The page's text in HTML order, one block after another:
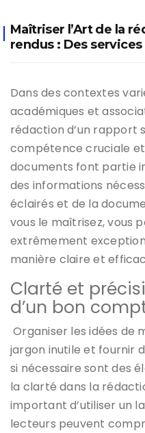
Maîtriser l’Art de la
rendus : Des services
Dans des contextes
académiques et
rédaction d’un rapport
compétence cruciale
documents font partie
des informations
éclairés et de la
vous le maîtrisez, vous
extrêmement
manière claire et
Clarté et
d’un bon
Organiser les idées de
jargon inutile et fournir
si nécessaire sont des
la clarté dans la
important d’utiliser un
lecteurs peuvent